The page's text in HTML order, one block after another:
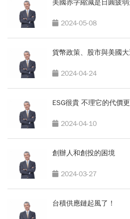
美國赤字縮減是日圓疲弱
2024-05-08
貨幣政策、股市與美國大
2024-04-24
ESG很貴 不理它的代價
2024-04-10
創辦人和創投的困境
2024-03-27
台積供應鏈起風了！